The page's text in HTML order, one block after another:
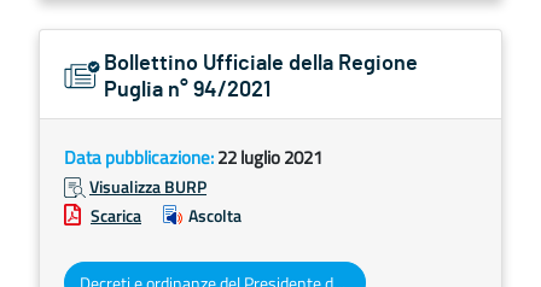
Bollettino Ufficiale della Regione
Puglia n° 94/2021
Data pubblicazione:22 luglio 2021
Visualizza BURP
Scarica
Ascolta